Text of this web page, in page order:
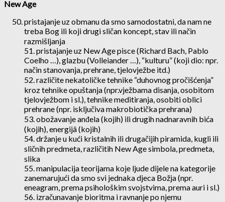
New Age
pristajanje uz obmanu da smo samodostatni, da nam ne
treba Bog ili koji drugi sličan koncept, stav ili način
razmišljanja
51. pristajanje uz New Age pisce (Richard Bach, Pablo
Coelho …), glazbu (Volleiander …), “kulturu” (koji dio: npr.
način stanovanja, prehrane, tjelovježbe itd.)
52. različite nekatoličke tehnike “duhovnog pročišćenja”
kroz tehnike opuštanja (npr.vježbama disanja, osobitom
tjelovježbom i sl.), tehnike meditiranja, osobiti oblici
prehrane (npr. isključiva makrobiotička prehrana)
53. obožavanje anđela (kojih) ili drugih nadnaravnih bića
(kojih), energijâ (kojih)
54. držanje u kući kristalnih ili drugačijih piramida, kugli ili
sličnih predmeta, različitih New Age simbola, predmeta,
slika
55. manipulacija teorijama koje ljude dijele na kategorije
zanemarujući da smo svi jednaka djeca Božja (npr.
eneagram, prema psihološkim svojstvima, prema auri i sl.)
56. izračunavanje bioritma i ravnanje po njemu